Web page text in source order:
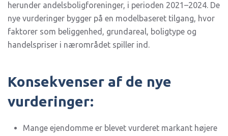
herunder andelsboligforeninger, i perioden 2021–2024. De
nye vurderinger bygger på en modelbaseret tilgang, hvor
faktorer som beliggenhed, grundareal, boligtype og
handelspriser i nærområdet spiller ind.
Konsekvenser af de nye
vurderinger:
Mange ejendomme er blevet vurderet markant højere